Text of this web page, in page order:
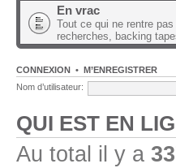
En vrac
Tout ce qui ne rentre
recherches, backing
CONNEXION • M’ENREGISTRER
Nom d’utilisateur:
QUI EST EN
Au total il y a